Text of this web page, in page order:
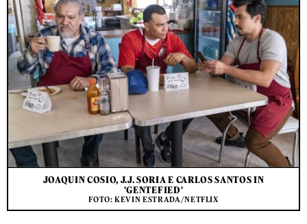
JOAQUIN COSIO, J.J. SORIA E CARLOS SANTOS IN
'GENTEFIED'
FOTO: KEVIN ESTRADA/NETFLIX